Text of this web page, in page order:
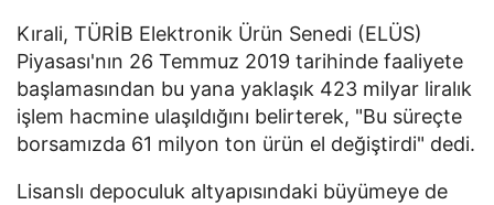
Kırali, TÜRİB Elektronik Ürün Senedi (ELÜS)
Piyasası'nın 26 Temmuz 2019 tarihinde faaliyete
başlamasından bu yana yaklaşık 423 milyar liralık
işlem hacmine ulaşıldığını belirterek, "Bu süreçte
borsamızda 61 milyon ton ürün el değiştirdi" dedi.
Lisanslı depoculuk altyapısındaki büyümeye de